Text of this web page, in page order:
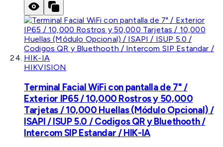
HIKVISION
Terminal Facial WiFi con pantalla de 7" /
Exterior IP65 / 10,000 Rostros y 50,000
Tarjetas / 10,000 Huellas (Módulo Opcional) /
ISAPI / ISUP 5.0 / Codigos QR y Bluethooth /
Intercom SIP Estandar / HIK-IA